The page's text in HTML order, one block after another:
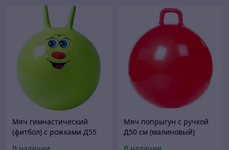
Мяч гимнастический
(фитбол) с рожками Д55
Мяч попрыгун с ручкой
Д50 см (малиновый)